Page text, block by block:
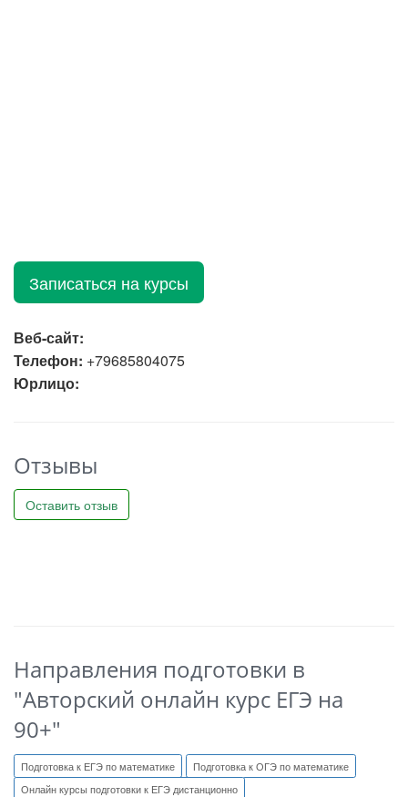
Записаться на курсы
Веб-сайт:
Телефон: +79685804075
Юрлицо:
Отзывы
Оставить отзыв
Направления подготовки в
"Авторский онлайн курс ЕГЭ на
90+"
Подготовка к ЕГЭ по математике
Подготовка к ОГЭ по математике
Онлайн курсы подготовки к ЕГЭ дистанционно